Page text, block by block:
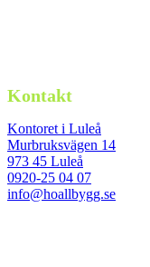
Kontakt
Kontoret i Luleå
Murbruksvägen 14
973 45 Luleå
0920-25 04 07
info@hoallbygg.se